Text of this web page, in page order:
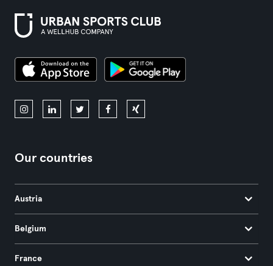
Our countries
Austria
Belgium
France